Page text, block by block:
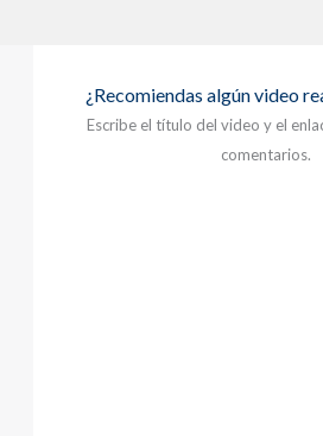
¿Recomiendas algún video
Escribe el título del video y el
comentarios.